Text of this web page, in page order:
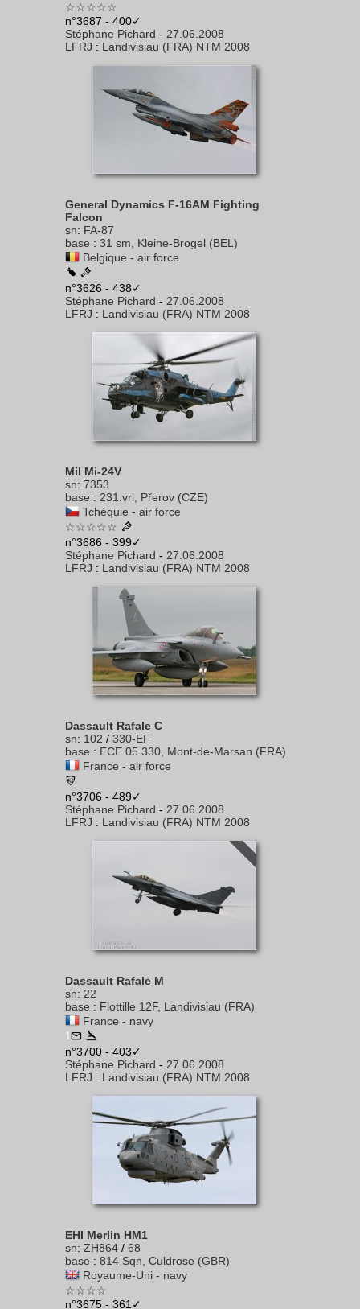
☆☆☆☆☆
n°3687 - 400✓
Stéphane Pichard - 27.06.2008
LFRJ : Landivisiau (FRA) NTM 2008
General Dynamics F-16AM Fighting
Falcon
sn: FA-87
base : 31 sm, Kleine-Brogel (BEL)
Belgique - air force
n°3626 - 438✓
Stéphane Pichard - 27.06.2008
LFRJ : Landivisiau (FRA) NTM 2008
Mil Mi-24V
sn: 7353
base : 231.vrl, Přerov (CZE)
Tchéquie - air force
☆☆☆☆☆
n°3686 - 399✓
Stéphane Pichard - 27.06.2008
LFRJ : Landivisiau (FRA) NTM 2008
Dassault Rafale C
sn: 102 / 330-EF
base : ECE 05.330, Mont-de-Marsan (FRA)
France - air force
n°3706 - 489✓
Stéphane Pichard - 27.06.2008
LFRJ : Landivisiau (FRA) NTM 2008
Dassault Rafale M
sn: 22
base : Flottille 12F, Landivisiau (FRA)
France - navy
1
n°3700 - 403✓
Stéphane Pichard - 27.06.2008
LFRJ : Landivisiau (FRA) NTM 2008
EHI Merlin HM1
sn: ZH864 / 68
base : 814 Sqn, Culdrose (GBR)
Royaume-Uni - navy
☆☆☆☆
n°3675 - 361✓